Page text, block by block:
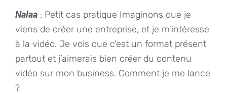
Nalaa : Petit cas pratique Imaginons que je
viens de créer une entreprise, et je m’intéresse
à la vidéo. Je vois que c’est un format présent
partout et j’aimerais bien créer du contenu
vidéo sur mon business. Comment je me lance
?